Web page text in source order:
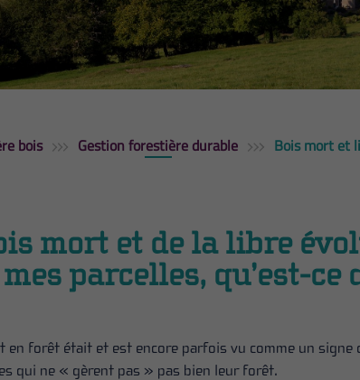
bois Gestion forestière durable Bois mort et
mort et de la libre
parcelles, qu’est-ce
en forêt était et est encore parfois vu comme un
qui ne « gèrent pas » pas bien leur forêt.